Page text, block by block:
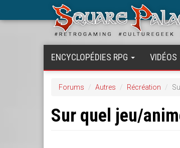
ENCYCLOPÉDIES RPG VIDÉOS
Forums Autres Récréation
Sur quel jeu/